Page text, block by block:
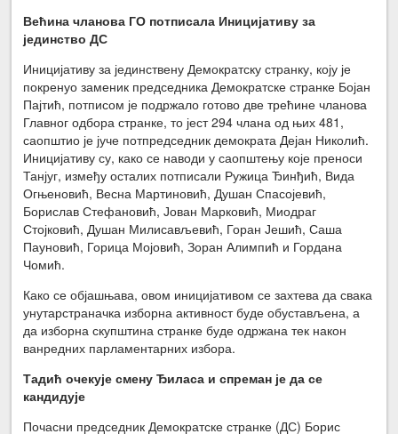
Већина чланова ГО потписала Иницијативу за
јединство ДС
Иницијативу за јединствену Демократску странку, коју је
покренуо заменик председника Демократске странке Бојан
Пајтић, потписом је подржало готово две трећине чланова
Главног одбора странке, то јест 294 члана од њих 481,
саопштио је јуче потпредседник демократа Дејан Николић.
Иницијативу су, како се наводи у саопштењу које преноси
Танјуг, између осталих потписали Ружица Ђинђић, Вида
Огњеновић, Весна Мартиновић, Душан Спасојевић,
Борислав Стефановић, Јован Марковић, Миодраг
Стојковић, Душан Милисављевић, Горан Јешић, Саша
Пауновић, Горица Мојовић, Зоран Алимпић и Гордана
Чомић.
Како се објашњава, овом иницијативом се захтева да свака
унутарстраначка изборна активност буде обустављена, а
да изборна скупштина странке буде одржана тек након
ванредних парламентарних избора.
Тадић очекује смену Ђиласа и спреман је да се
кандидује
Почасни председник Демократске странке (ДС) Борис